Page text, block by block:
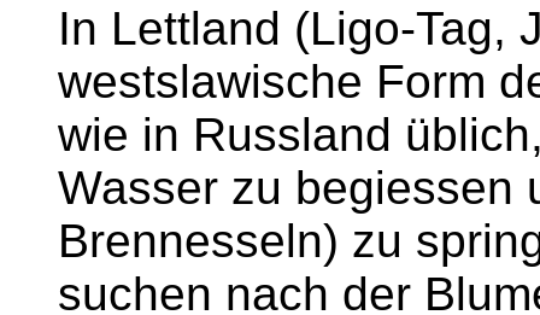
In Lettland (Ligo-Tag,
westslawische Form
wie in Russland
Wasser zu begiessen
Brennesseln) zu
suchen nach der